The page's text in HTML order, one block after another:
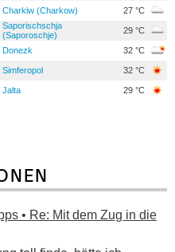
Charkiw (Charkow) 27 °C
Saporischschja
(Saporoschje)
29 °C
Donezk 32 °C
Simferopol 32 °C
Jalta
29 °C
• Re: Mit dem Zug in die